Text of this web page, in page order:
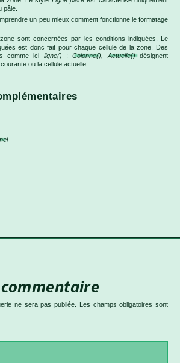
pâle.
un peu mieux comment fonctionne le formatage
sont concernées par les conditions indiquées. Le
est donc fait pour chaque cellule de la zone. Des
comme ici ligne() :Colonne() Actuelle()désignent
ou la cellule actuelle.
ne sera pas publiée.
Les champs obligatoires sont